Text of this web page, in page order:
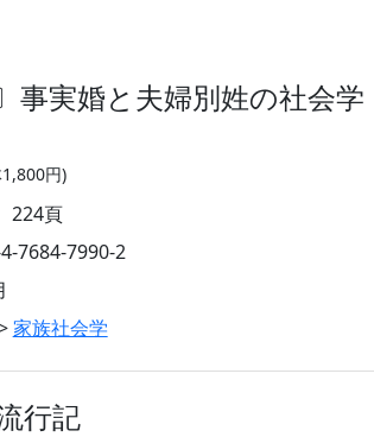
事実婚と夫婦別姓の社会学
円)
224頁
7684-7990-2
家族社会学
行記